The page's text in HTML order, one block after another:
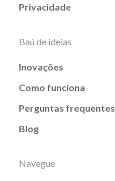
Privacidade
Baú de ideias
Inovações
Como funciona
Perguntas frequentes
Blog
Navegue